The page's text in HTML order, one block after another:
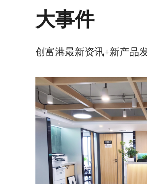
大事件
创富港最新资讯+新产品